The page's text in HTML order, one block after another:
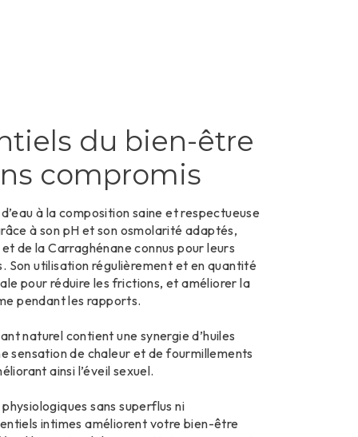
du bien-être
compromis
à la composition saine et respectueuse
à son pH et son osmolarité adaptés,
de la Carraghénane connus pour leurs
Son utilisation régulièrement et en quantité
pour réduire les frictions, et améliorer la
pendant les rapports.
naturel contient une synergie d’huiles
sensation de chaleur et de fourmillements
ainsi l’éveil sexuel.
sans superflus ni
intimes améliorent votre bien-être